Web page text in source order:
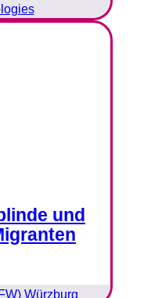
und
Würzburg